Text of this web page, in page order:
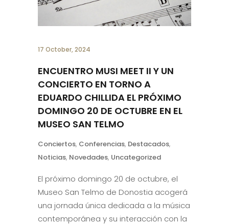
17 October, 2024
ENCUENTRO MUSI MEET II Y UN
CONCIERTO EN TORNO A
EDUARDO CHILLIDA EL PRÓXIMO
DOMINGO 20 DE OCTUBRE EN EL
MUSEO SAN TELMO
Conciertos, Conferencias, Destacados,
Noticias, Novedades, Uncategorized
El próximo domingo 20 de octubre, el
Museo San Telmo de Donostia acogerá
una jornada única dedicada a la música
contemporánea y su interacción con la